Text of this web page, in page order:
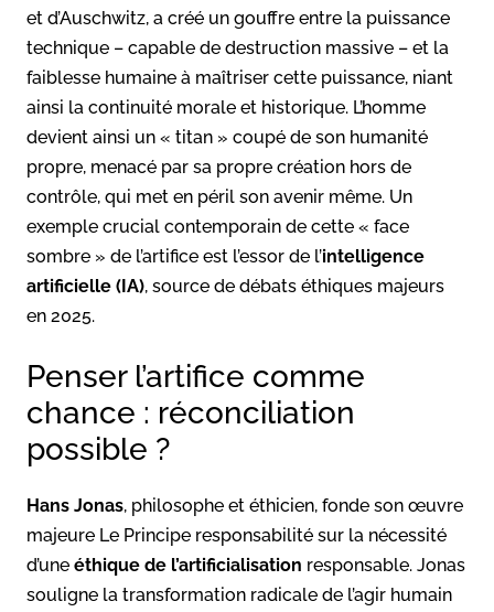
et d’Auschwitz, a créé un gouffre entre la puissance
technique – capable de destruction massive – et la
faiblesse humaine à maîtriser cette puissance, niant
ainsi la continuité morale et historique. L’homme
devient ainsi un « titan » coupé de son humanité
propre, menacé par sa propre création hors de
contrôle, qui met en péril son avenir même. Un
exemple crucial contemporain de cette « face
sombre » de l’artifice est l’essor de l’intelligence
artificielle (IA), source de débats éthiques majeurs
en 2025.
Penser l’artifice comme
chance : réconciliation
possible ?
Hans Jonas, philosophe et éthicien, fonde son œuvre
majeure Le Principe responsabilité sur la nécessité
d’une éthique de l’artificialisation responsable. Jonas
souligne la transformation radicale de l’agir humain